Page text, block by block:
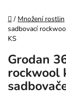
Domů
/ Množení rostlin
sadbovací
KS
Grodan
rockwool